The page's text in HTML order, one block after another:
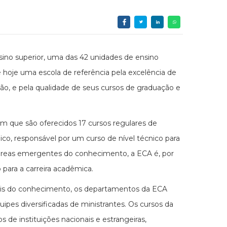
superior, uma das 42 unidades de ensino
hoje uma escola de referência pela excelência de
e pela qualidade de seus cursos de graduação e
que são oferecidos 17 cursos regulares de
responsável por um curso de nível técnico para
emergentes do conhecimento, a ECA é, por
a carreira acadêmica.
do conhecimento, os departamentos da ECA
diversificadas de ministrantes. Os cursos da
de instituições nacionais e estrangeiras,